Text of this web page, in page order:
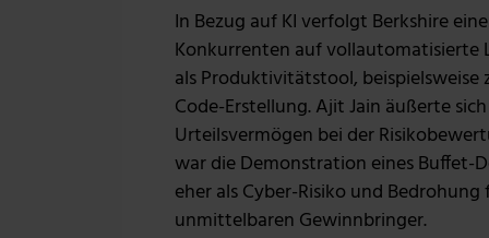
der Dienste gesammelt
In Bezug auf KI verfolgt Berkshire
Konkurrenten auf vollautomatisierte
als Produktivitätstool, beispielsweise
Code-Erstellung. Ajit Jain äußerte
Urteilsvermögen bei der
war die Demonstration eines Buffet-
eher als Cyber-Risiko und
unmittelbaren Gewinnbringer.